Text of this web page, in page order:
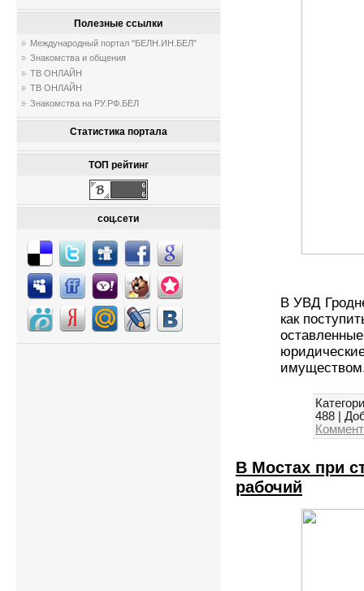
Полезные ссылки
Международный портал "БЕЛН.ИН.БЕЛ"
Знакомства и общения
ТВ ОНЛАЙН
ТВ ОНЛАЙН
Знакомства на РУ.РФ.БЕЛ
Статистика портала
ТОП рейтинг
соц.сети
В УВД
как
488
В Мостах при
рабочий